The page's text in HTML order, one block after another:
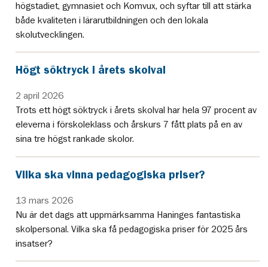
högstadiet, gymnasiet och Komvux, och syftar till att stärka
både kvaliteten i lärarutbildningen och den lokala
skolutvecklingen.
Högt söktryck i årets skolval
2 april 2026
Trots ett högt söktryck i årets skolval har hela 97 procent av
eleverna i förskoleklass och årskurs 7 fått plats på en av
sina tre högst rankade skolor.
Vilka ska vinna pedagogiska priser?
13 mars 2026
Nu är det dags att uppmärksamma Haninges fantastiska
skolpersonal. Vilka ska få pedagogiska priser för 2025 års
insatser?